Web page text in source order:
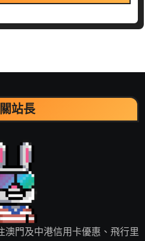
站長
門及中港信用卡優惠、飛行里